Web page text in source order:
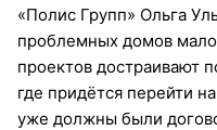
«Полис Групп» Ольга
проблемных домов
проектов достраивают
где придётся перейти
уже должны были